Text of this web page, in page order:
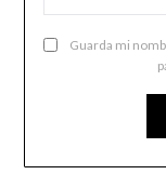
Guarda mi